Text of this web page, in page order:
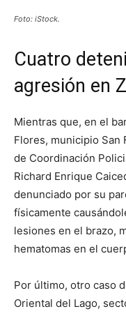
Foto: iStock.
Cuatro
agresión en
Mientras que, en el
Flores, municipio San
de Coordinación
Richard Enrique
denunciado por su
físicamente
lesiones en el brazo,
hematomas en el
Por último, otro caso
Oriental del Lago,